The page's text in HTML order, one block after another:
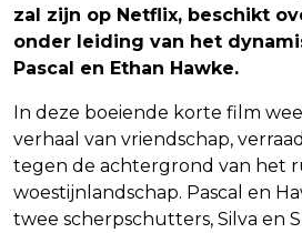
zal zijn op Netflix, beschikt
onder leiding van het
Pascal en Ethan Hawke.
In deze boeiende korte film
verhaal van vriendschap,
tegen de achtergrond van het
woestijnlandschap. Pascal en
twee scherpschutters, Silva en